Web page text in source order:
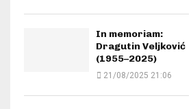
In memoriam:
Dragutin Veljković
(1955–2025)
21/08/2025 21:06